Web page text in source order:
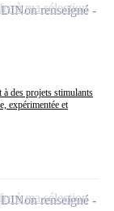
des projets stimulants
expérimentée et
Non renseigné
à ma sélection
Non renseigné
à ma sélection